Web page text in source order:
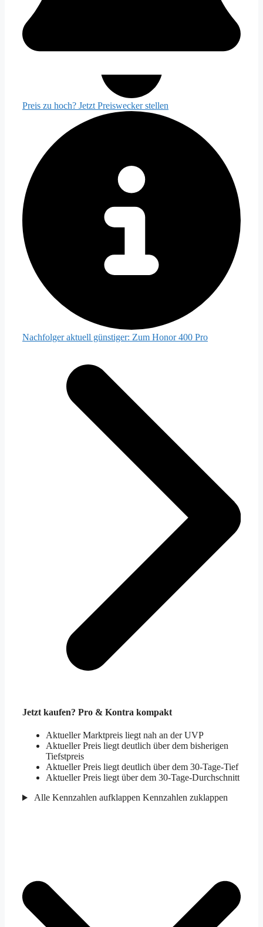
Preis zu hoch? Jetzt Preiswecker stellen
Nachfolger aktuell günstiger: Zum Honor 400 Pro
Jetzt kaufen? Pro & Kontra kompakt
Aktueller Marktpreis liegt nah an der UVP
Aktueller Preis liegt deutlich über dem bisherigen
Tiefstpreis
Aktueller Preis liegt deutlich über dem 30-Tage-Tief
Aktueller Preis liegt über dem 30-Tage-Durchschnitt
Alle Kennzahlen aufklappen Kennzahlen zuklappen